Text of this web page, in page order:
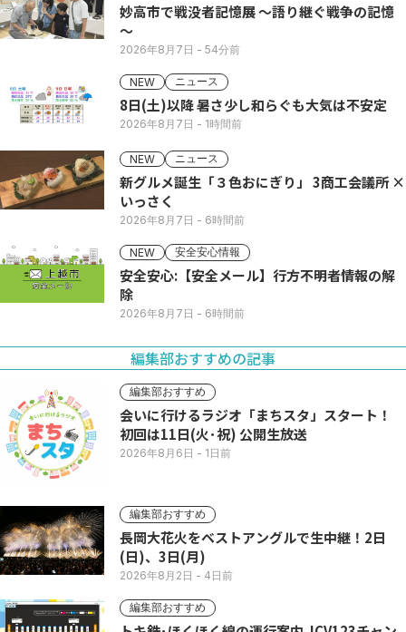
妙高市で戦没者記憶展 ～語り継ぐ戦争の記憶
～
2026年8月7日 - 54分前
NEW ニュース
8日(土)以降 暑さ少し和らぐも大気は不安定
2026年8月7日 - 1時間前
NEW ニュース
新グルメ誕生「３色おにぎり」 3商工会議所 ×
いっさく
2026年8月7日 - 6時間前
NEW 安全安心情報
安全安心:【安全メール】行方不明者情報の解
除
2026年8月7日 - 6時間前
編集部おすすめの記事
編集部おすすめ
会いに行けるラジオ「まちスタ」スタート！
初回は11日(火･祝) 公開生放送
2026年8月6日 - 1日前
編集部おすすめ
長岡大花火をベストアングルで生中継！2日
(日)、3日(月)
2026年8月2日 - 4日前
編集部おすすめ